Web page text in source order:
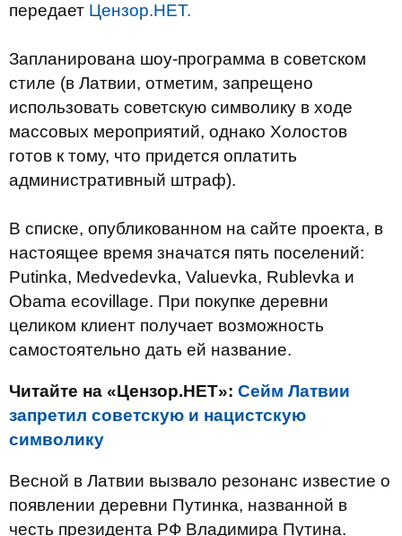
передает Цензор.НЕТ.
Запланирована шоу-программа в советском
стиле (в Латвии, отметим, запрещено
использовать советскую символику в ходе
массовых мероприятий, однако Холостов
готов к тому, что придется оплатить
административный штраф).
В списке, опубликованном на сайте проекта, в
настоящее время значатся пять поселений:
Putinka, Medvedevka, Valuevka, Rublevka и
Obama ecovillage. При покупке деревни
целиком клиент получает возможность
самостоятельно дать ей название.
Читайте на «Цензор.НЕТ»: Сейм Латвии
запретил советскую и нацистскую
символику
Весной в Латвии вызвало резонанс известие о
появлении деревни Путинка, названной в
честь президента РФ Владимира Путина.